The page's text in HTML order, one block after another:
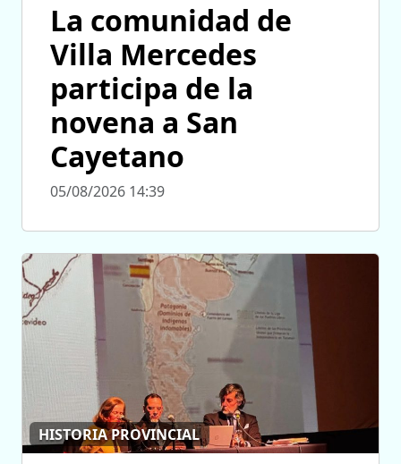
La comunidad de
Villa Mercedes
participa de la
novena a San
Cayetano
05/08/2026 14:39
HISTORIA PROVINCIAL